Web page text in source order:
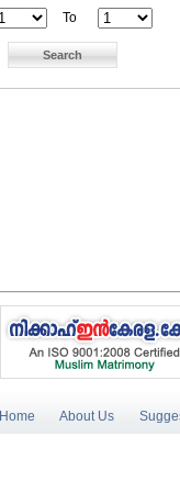
To
Home About Us